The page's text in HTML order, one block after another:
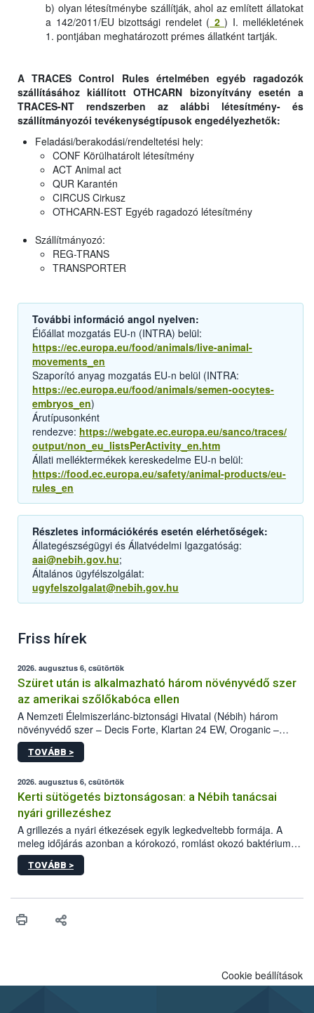
b) olyan létesítménybe szállítják, ahol az említett állatokat
a 142/2011/EU bizottsági rendelet ( 2 ) I. mellékletének
1. pontjában meghatározott prémes állatként tartják.
A TRACES Control Rules értelmében egyéb ragadozók
szállításához kiállított OTHCARN bizonyítvány esetén a
TRACES-NT rendszerben az alábbi létesítmény- és
szállítmányozói tevékenységtípusok engedélyezhetők:
Feladási/berakodási/rendeltetési hely:
CONF Körülhatárolt létesítmény
ACT Animal act
QUR Karantén
CIRCUS Cirkusz
OTHCARN-EST Egyéb ragadozó létesítmény
Szállítmányozó:
REG-TRANS
TRANSPORTER
További információ angol nyelven:
Élőállat mozgatás EU-n (INTRA) belül:
https://ec.europa.eu/food/animals/live-animal-
movements_en
Szaporító anyag mozgatás EU-n belül (INTRA:
https://ec.europa.eu/food/animals/semen-oocytes-
embryos_en)
Árutípusonként
rendezve: https://webgate.ec.europa.eu/sanco/traces/
output/non_eu_listsPerActivity_en.htm
Állati melléktermékek kereskedelme EU-n belül:
https://food.ec.europa.eu/safety/animal-products/eu-
rules_en
Részletes információkérés esetén elérhetőségek:
Állategészségügyi és Állatvédelmi Igazgatóság:
aai@nebih.gov.hu;
Általános ügyfélszolgálat:
ugyfelszolgalat@nebih.gov.hu
Friss hírek
2026. augusztus 6, csütörtök
Szüret után is alkalmazható három növényvédő szer
az amerikai szőlőkabóca ellen
A Nemzeti Élelmiszerlánc-biztonsági Hivatal (Nébih) három
növényvédő szer – Decis Forte, Klartan 24 EW, Oroganic –
engedélyokiratát módosította, így azok a szüretet követően,
egészen a vesszőérettség (BBCH 91) stádiumáig
érésű szőlőkben is legyen lehetőség a károsító elleni további
védekezésre. Az Oroganic készítmény kis kiszerelésben kiskerti
felhasználók számára is elérhető és ökológiai termesztésben is
engedélyezett.
TOVÁBB >
2026. augusztus 6, csütörtök
Kerti sütögetés biztonságosan: a Nébih tanácsai
nyári grillezéshez
A grillezés a nyári étkezések egyik legkedveltebb formája. A
meleg időjárás azonban a kórokozó, romlást okozó baktériumok
gyorsabb szaporodásának is kedvez. A szabadtéri sütögetés
ezért nem csupán a megfelelő sütési technikáról szól: legalább
higiéniai szabályok betartása, a megfelelő hőkezelés, valamint a
biztonsági Hivatal (Nébih) Oktatási Programja összegyűjtötte a
TOVÁBB >
Cookie beállítások